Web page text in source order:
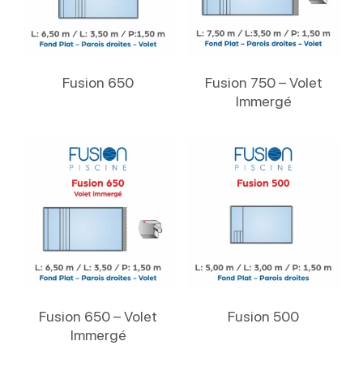
Fusion 650
Fusion 750 – Volet
Immergé
Fusion 650 – Volet
Immergé
Fusion 500